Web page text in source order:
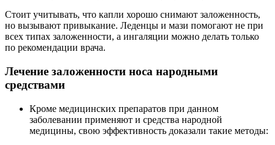
Стоит учитывать, что капли хорошо снимают заложенность,
но вызывают привыкание. Леденцы и мази помогают не при
всех типах заложенности, а ингаляции можно делать только
по рекомендации врача.
Лечение заложенности носа народными
средствами
Кроме медицинских препаратов при данном
заболевании применяют и средства народной
медицины, свою эффективность доказали такие методы: